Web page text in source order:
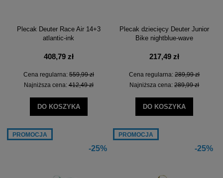
Plecak Deuter Race Air 14+3
atlantic-ink
408,79 zł
Cena regularna:559,99 zł
Najniższa cena:412,49 zł
DO KOSZYKA
Plecak dziecięcy Deuter Junior
Bike nightblue-wave
217,49 zł
Cena regularna:289,99 zł
Najniższa cena:289,99 zł
DO KOSZYKA
-25%
PROMOCJA
-25%
PROMOCJA